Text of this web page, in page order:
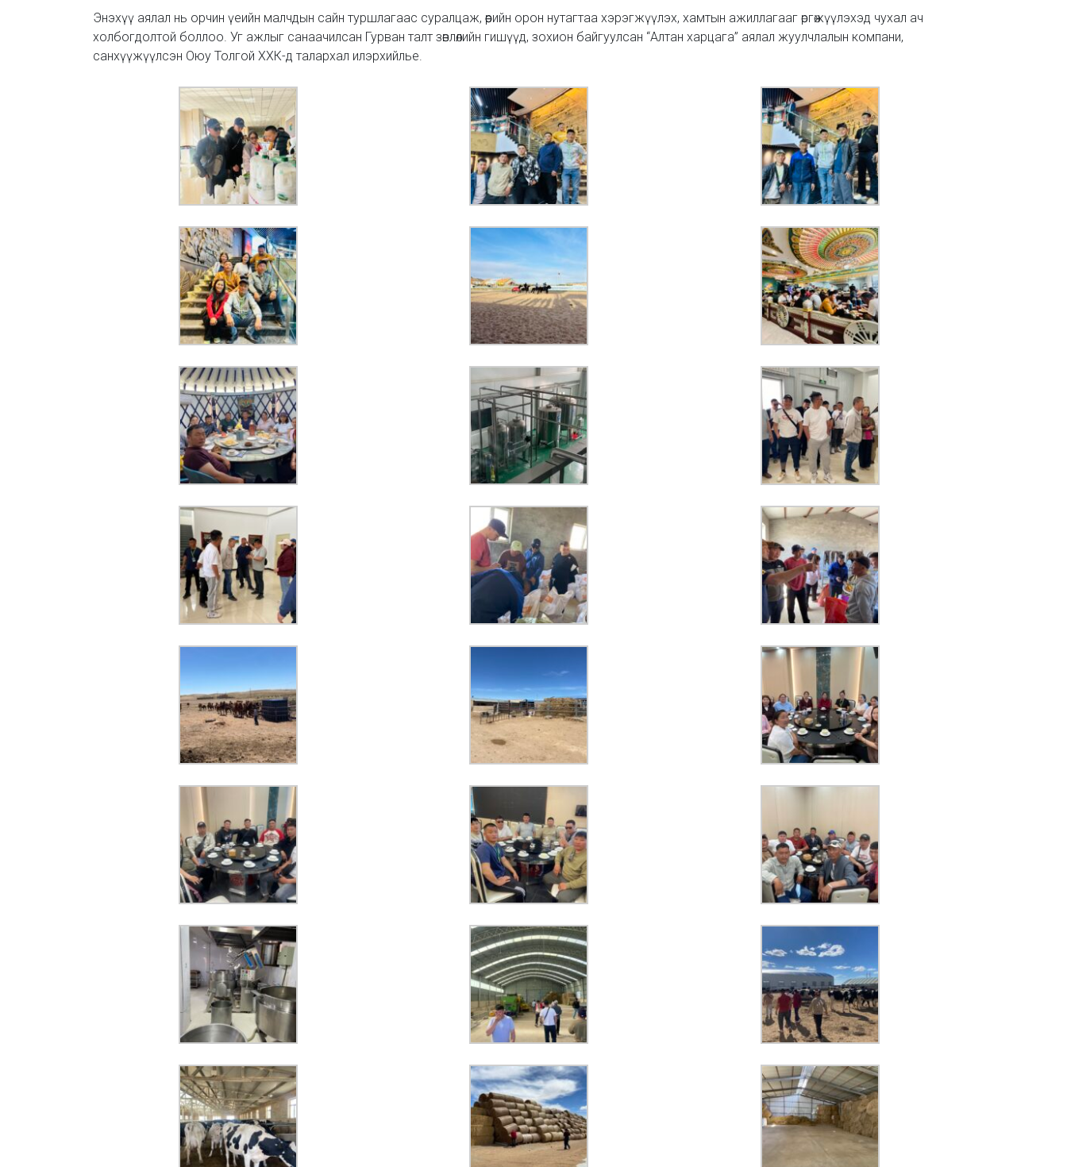
Энэхүү аялал нь орчин үеийн малчдын сайн туршлагаас суралцаж, өөрийн орон нутагтаа хэрэгжүүлэх, хамтын ажиллагааг өргөжүүлэхэд чухал ач
холбогдолтой боллоо. Уг ажлыг санаачилсан Гурван талт зөвлөлийн гишүүд, зохион байгуулсан “Алтан харцага” аялал жуулчлалын компани,
санхүүжүүлсэн Оюу Толгой ХХК-д талархал илэрхийлье.